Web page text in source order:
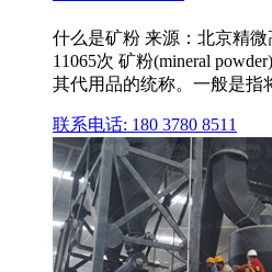
什么是矿粉 来源：北京精
11065次 矿粉(mineral
其代用品的统称。一般是指
联系电话: 180 3780 8511